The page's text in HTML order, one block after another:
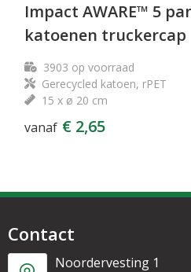
Impact AWARE™ 5
katoenen truckercap
3903 op voorraad
Gerecycled katoen, rPET
15 x ø 20 cm
vanaf € 2,65
Contact
Noordervesting 1